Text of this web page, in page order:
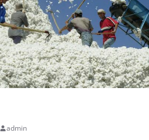
admin